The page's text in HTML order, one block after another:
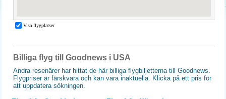
Billiga flyg till Goodnews i USA
Andra resenärer har hittat de här billiga flygbiljetterna till Goodnews.
Flygpriser är färskvara och kan vara inaktuella. Klicka på ett pris för
att uppdatera sökningen.